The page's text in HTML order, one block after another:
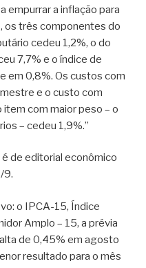
empurrar a inflação para
os três componentes do
cedeu 1,2%, o do
7,7% e o índice de
em 0,8%. Os custos com
e o custo com
com maior peso – o
– cedeu 1,9%.”
de editorial econômico
9.
o IPCA-15, Índice
Amplo – 15, a prévia
de 0,45% em agosto
resultado para o mês